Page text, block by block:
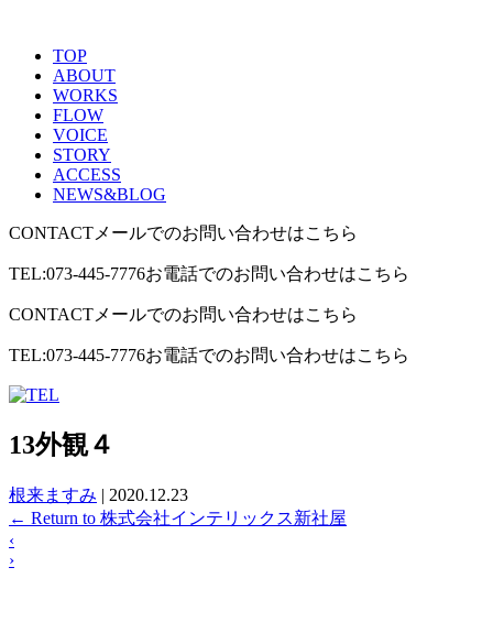
TOP
ABOUT
WORKS
FLOW
VOICE
STORY
ACCESS
NEWS&BLOG
CONTACT メールでのお問い合わせはこちら
TEL:073-445-7776お電話でのお問い合わせはこちら
CONTACT メールでのお問い合わせはこちら
TEL:073-445-7776お電話でのお問い合わせはこちら
13外観４
根来ますみ | 2020.12.23
← Return to 株式会社インテリックス新社屋
‹
›